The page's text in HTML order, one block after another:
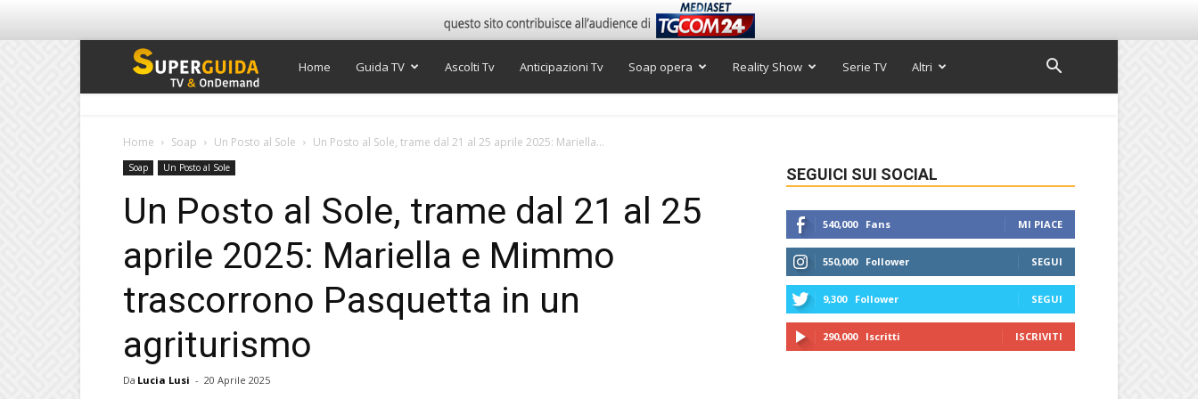
Super
Home Guida TV Ascolti Tv Anticipazioni Tv Soap opera Reality Show Serie TV Altri
Home Soap Un Posto al Sole Un Posto al Sole, trame dal 21 al 25 aprile 2025: Mariella...
Soap Un Posto al Sole
Un Posto al Sole, trame dal 21 al 25
aprile 2025: Mariella e Mimmo
trascorrono Pasquetta in un
agriturismo
Da Lucia Lusi - 20 Aprile 2025
SEGUICI SUI SOCIAL
540,000 Fans MI PIACE
550,000 Follower SEGUI
9,300 Follower SEGUI
290,000 Iscritti ISCRIVITI